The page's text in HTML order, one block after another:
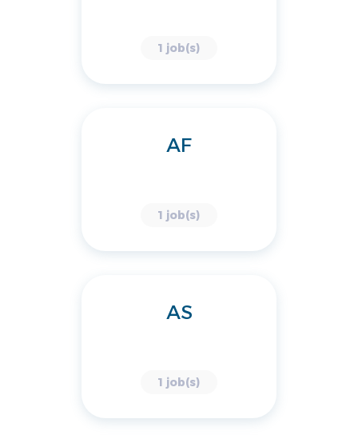
1 job(s)
AF
1 job(s)
AS
1 job(s)